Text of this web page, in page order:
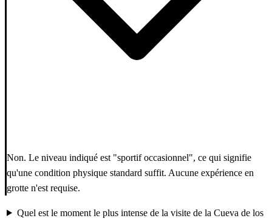
Non. Le niveau indiqué est "sportif occasionnel", ce qui signifie
qu'une condition physique standard suffit. Aucune expérience en
grotte n'est requise.
Quel est le moment le plus intense de la visite de la Cueva de los